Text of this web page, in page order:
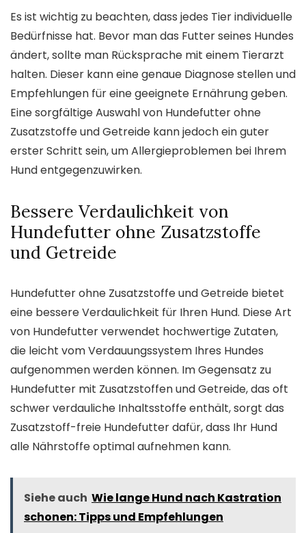
Es ist wichtig zu beachten, dass jedes Tier individuelle
Bedürfnisse hat. Bevor man das Futter seines Hundes
ändert, sollte man Rücksprache mit einem Tierarzt
halten. Dieser kann eine genaue Diagnose stellen und
Empfehlungen für eine geeignete Ernährung geben.
Eine sorgfältige Auswahl von Hundefutter ohne
Zusatzstoffe und Getreide kann jedoch ein guter
erster Schritt sein, um Allergieproblemen bei Ihrem
Hund entgegenzuwirken.
Bessere Verdaulichkeit von
Hundefutter ohne Zusatzstoffe
und Getreide
Hundefutter ohne Zusatzstoffe und Getreide bietet
eine bessere Verdaulichkeit für Ihren Hund. Diese Art
von Hundefutter verwendet hochwertige Zutaten,
die leicht vom Verdauungssystem Ihres Hundes
aufgenommen werden können. Im Gegensatz zu
Hundefutter mit Zusatzstoffen und Getreide, das oft
schwer verdauliche Inhaltsstoffe enthält, sorgt das
Zusatzstoff-freie Hundefutter dafür, dass Ihr Hund
alle Nährstoffe optimal aufnehmen kann.
Siehe auch Wie lange Hund nach Kastration
schonen: Tipps und Empfehlungen